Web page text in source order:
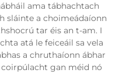
ama tábhachtach
sláinte a choimeádaíonn
tar éis an t-am. I
atá le feiceáil sa vela
a chruthaíonn ábhar
gan méid nó